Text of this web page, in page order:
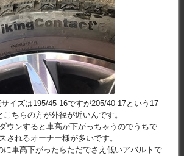
イズは195/45-16ですが205/40-17という17
ちらの方が外径が近いんです。
ウンすると車高が下がっちゃうのでうちで
されるオーナー様が多いです。
に車高下がったらただでさえ低いアバルトで